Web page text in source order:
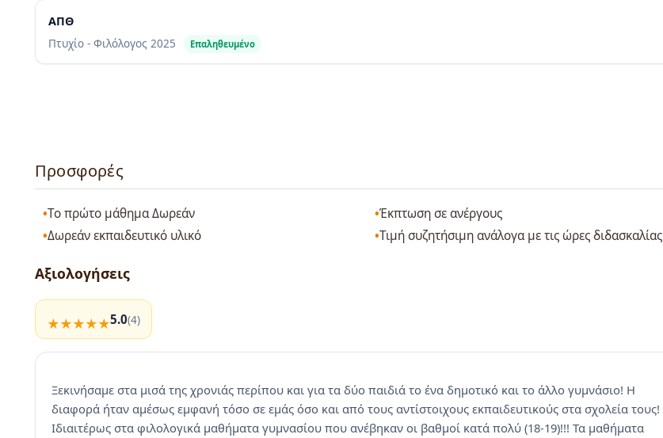
ΑΠΘ
Πτυχίο - Φιλόλογος 2025 Επαληθευμένο
Προσφορές
Το πρώτο μάθημα Δωρεάν
Έκπτωση σε ανέργους
Δωρεάν εκπαιδευτικό υλικό
Τιμή συζητήσιμη ανάλογα με τις ώρες διδασκαλίας
Αξιολογήσεις
5.0(4)
Ξεκινήσαμε στα μισά της χρονιάς περίπου και για τα δύο παιδιά το ένα δημοτικό και το άλλο γυμνάσιο! Η
διαφορά ήταν αμέσως εμφανή τόσο σε εμάς όσο και από τους αντίστοιχους εκπαιδευτικούς στα σχολεία τους!
Ιδιαιτέρως στα φιλολογικά μαθήματα γυμνασίου που ανέβηκαν οι βαθμοί κατά πολύ (18-19)!!! Τα μαθήματα